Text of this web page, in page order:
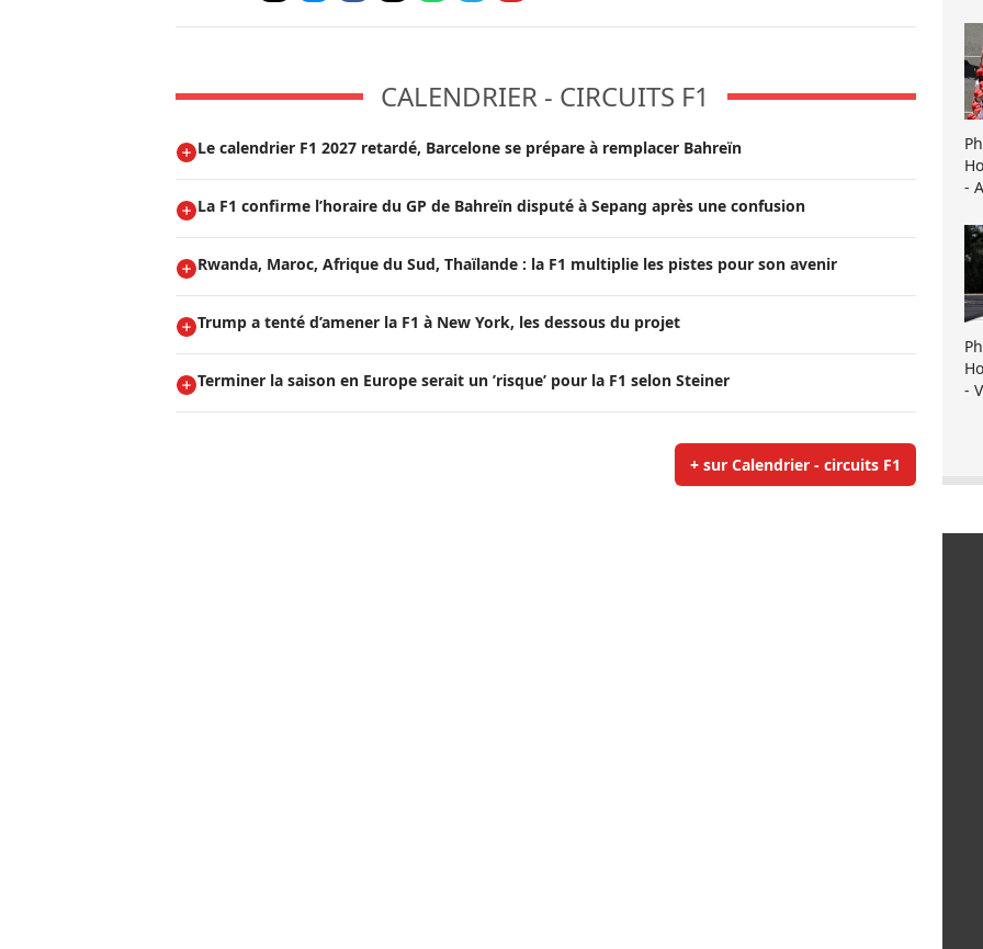
CALENDRIER - CIRCUITS F1
Le calendrier F1 2027 retardé, Barcelone se prépare à remplacer Bahreïn
La F1 confirme l’horaire du GP de Bahreïn disputé à Sepang après une confusion
Rwanda, Maroc, Afrique du Sud, Thaïlande : la F1 multiplie les pistes pour son avenir
Trump a tenté d’amener la F1 à New York, les dessous du projet
Terminer la saison en Europe serait un ’risque’ pour la F1 selon Steiner
+ sur Calendrier - circuits F1
-
-